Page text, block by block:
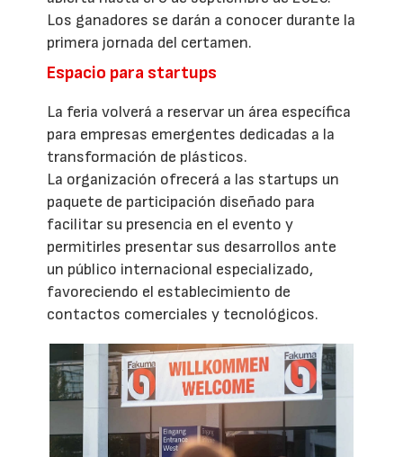
Los ganadores se darán a conocer durante la
primera jornada del certamen.
Espacio para startups
La feria volverá a reservar un área específica
para empresas emergentes dedicadas a la
transformación de plásticos.
La organización ofrecerá a las startups un
paquete de participación diseñado para
facilitar su presencia en el evento y
permitirles presentar sus desarrollos ante
un público internacional especializado,
favoreciendo el establecimiento de
contactos comerciales y tecnológicos.